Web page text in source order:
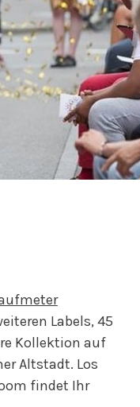
Labels, 45
Kollektion auf
Altstadt. Los
findet Ihr